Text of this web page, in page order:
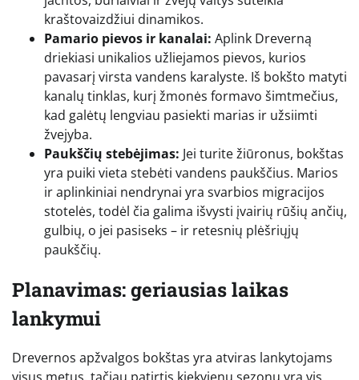
kraštovaizdžiui dinamikos.
Pamario pievos ir kanalai: Aplink Dreverną
driekiasi unikalios užliejamos pievos, kurios
pavasarį virsta vandens karalyste. Iš bokšto matyti
kanalų tinklas, kurį žmonės formavo šimtmečius,
kad galėtų lengviau pasiekti marias ir užsiimti
žvejyba.
Paukščių stebėjimas: Jei turite žiūronus, bokštas
yra puiki vieta stebėti vandens paukščius. Marios
ir aplinkiniai nendrynai yra svarbios migracijos
stotelės, todėl čia galima išvysti įvairių rūšių ančių,
gulbių, o jei pasiseks – ir retesnių plėšriųjų
paukščių.
Planavimas: geriausias laikas
lankymui
Drevernos apžvalgos bokštas yra atviras lankytojams